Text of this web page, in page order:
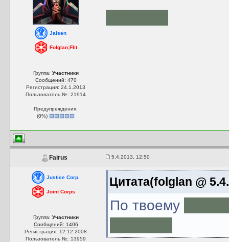
Jaisen
Folglan;Flit
Группа: Участники
Сообщений: 470
Регистрация: 24.1.2013
Пользователь №: 21914
Предупреждения:
(0%)
Fairus 5.4.2013, 12:50
Justice Corp.
Joint Corps
Группа: Участники
Сообщений: 1406
Регистрация: 12.12.2008
Пользователь №: 13959
Цитата(folglan @
По твоему